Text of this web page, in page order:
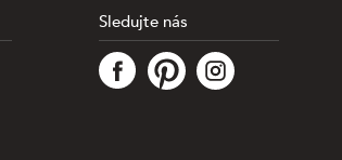
Sledujte nás